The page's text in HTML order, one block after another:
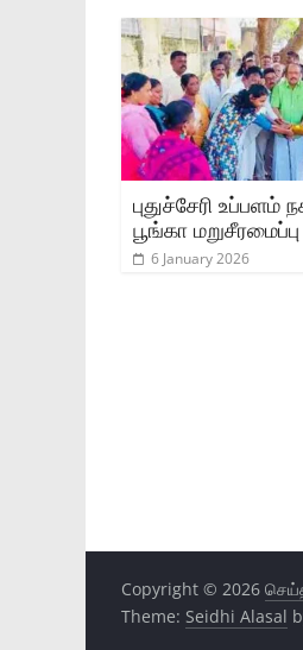
புதுச்சேரி உப்பளம்
பூங்கா மறுசீரமைப்பு
6 January 2026
Copyright © 2026
Theme: Seidhi Alasal